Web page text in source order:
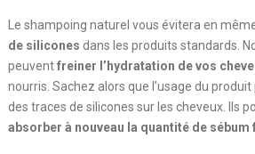
Le shampoing naturel vous évitera en
de silicones dans les produits standards.
peuventfreiner l’hydratation de vos
nourris. Sachez alors que l’usage du
des traces de silicones sur les cheveux. Ils
absorber à nouveau la quantité de sébum